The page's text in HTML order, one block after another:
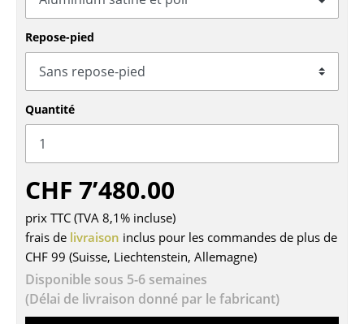
Tables
Tables de repas
Tables d’appoint
Tables basses
Bureaux & Secrétaires
Secrétaires & Tables PC
Tables de conférence et Pupitres
Tables hautes & Pupitres
Tables enfants
Table de jardin
Repose-pied
Quantité
CHF 7’480.00
prix TTC (TVA 8,1% incluse)
frais de livraison inclus pour les commandes de plus de
CHF 99 (Suisse, Liechtenstein, Allemagne)
Disponible sous 5-6 semaines
(Délai de livraison donné par le fabricant)